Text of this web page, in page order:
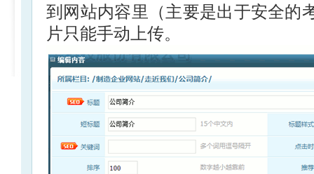
到网站内容里（主要是出于安全的
片只能手动上传。